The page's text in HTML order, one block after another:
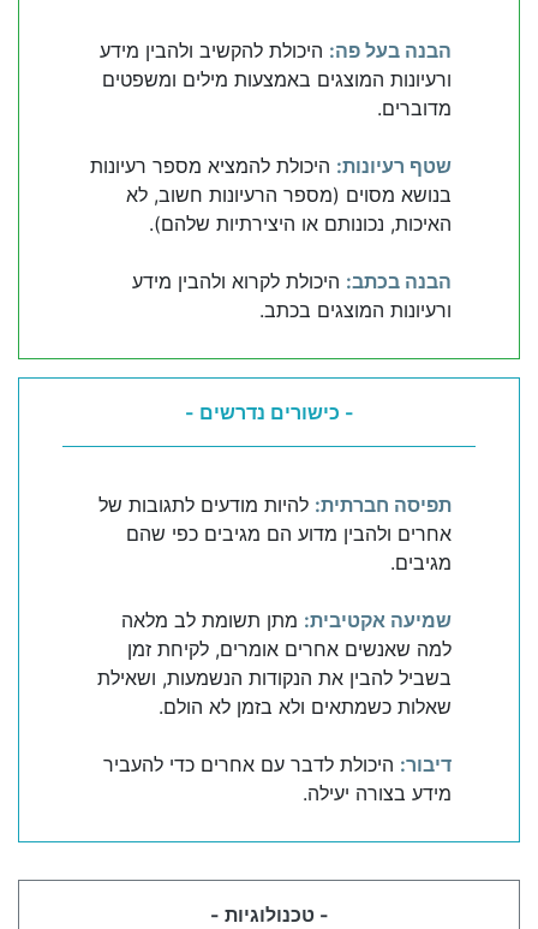
הבנה בעל פה: היכולת להקשיב ולהבין מידע
ורעיונות המוצגים באמצעות מילים ומשפטים
מדוברים.
שטף רעיונות: היכולת להמציא מספר רעיונות
בנושא מסוים (מספר הרעיונות חשוב, לא
האיכות, נכונותם או היצירתיות שלהם).
הבנה בכתב: היכולת לקרוא ולהבין מידע
ורעיונות המוצגים בכתב.
- כישורים נדרשים -
תפיסה חברתית: להיות מודעים לתגובות של
אחרים ולהבין מדוע הם מגיבים כפי שהם
מגיבים.
שמיעה אקטיבית: מתן תשומת לב מלאה
למה שאנשים אחרים אומרים, לקיחת זמן
בשביל להבין את הנקודות הנשמעות, ושאילת
שאלות כשמתאים ולא בזמן לא הולם.
דיבור: היכולת לדבר עם אחרים כדי להעביר
מידע בצורה יעילה.
- טכנולוגיות -